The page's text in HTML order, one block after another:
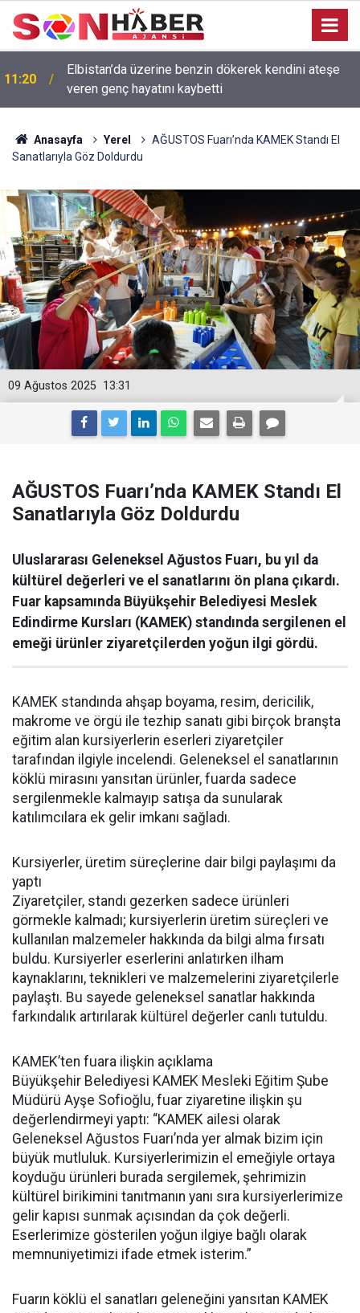
11:20
Elbistan’da üzerine benzin dökerek kendini ateşe
veren genç hayatını kaybetti
Anasayfa Yerel
AĞUSTOS Fuarı’nda KAMEK Standı El
Sanatlarıyla Göz Doldurdu
13:31
09 Ağustos 2025
AĞUSTOS Fuarı’nda KAMEK Standı El
Sanatlarıyla Göz Doldurdu
Uluslararası Geleneksel Ağustos Fuarı, bu yıl da
kültürel değerleri ve el sanatlarını ön plana çıkardı.
Fuar kapsamında Büyükşehir Belediyesi Meslek
Edindirme Kursları (KAMEK) standında sergilenen el
emeği ürünler ziyaretçilerden yoğun ilgi gördü.
KAMEK standında ahşap boyama, resim, dericilik,
makrome ve örgü ile tezhip sanatı gibi birçok branşta
eğitim alan kursiyerlerin eserleri ziyaretçiler
tarafından ilgiyle incelendi. Geleneksel el sanatlarının
köklü mirasını yansıtan ürünler, fuarda sadece
sergilenmekle kalmayıp satışa da sunularak
katılımcılara ek gelir imkanı sağladı.
Kursiyerler, üretim süreçlerine dair bilgi paylaşımı da
yaptı
Ziyaretçiler, standı gezerken sadece ürünleri
görmekle kalmadı; kursiyerlerin üretim süreçleri ve
kullanılan malzemeler hakkında da bilgi alma fırsatı
buldu. Kursiyerler eserlerini anlatırken ilham
kaynaklarını, teknikleri ve malzemelerini ziyaretçilerle
paylaştı. Bu sayede geleneksel sanatlar hakkında
farkındalık artırılarak kültürel değerler canlı tutuldu.
KAMEK’ten fuara ilişkin açıklama
Büyükşehir Belediyesi KAMEK Mesleki Eğitim Şube
Müdürü Ayşe Sofioğlu, fuar ziyaretine ilişkin şu
değerlendirmeyi yaptı: “KAMEK ailesi olarak
Geleneksel Ağustos Fuarı’nda yer almak bizim için
büyük mutluluk. Kursiyerlerimizin el emeğiyle ortaya
koyduğu ürünleri burada sergilemek, şehrimizin
kültürel birikimini tanıtmanın yanı sıra kursiyerlerimize
gelir kapısı sunmak açısından da çok değerli.
Eserlerimize gösterilen yoğun ilgiye bağlı olarak
memnuniyetimizi ifade etmek isterim.”
Fuarın köklü el sanatları geleneğini yansıtan KAMEK